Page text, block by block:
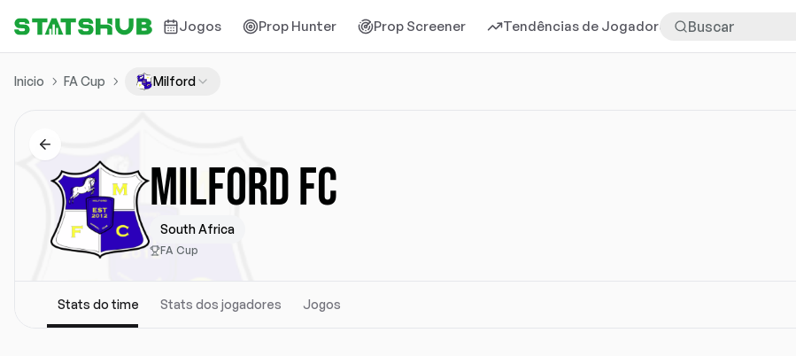
Jogos Prop Hunter Prop Screener Tendências de Jogadores Mais
Inicio FA Cup Milford
MILFORD FC
South Africa
FA Cup
Stats do time Stats dos jogadores Jogos